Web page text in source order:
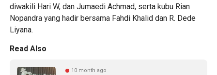
diwakili Hari W, dan Jumaedi Achmad, serta kubu Rian
Nopandra yang hadir bersama Fahdi Khalid dan R. Dede
Liyana.
Read Also
10 month ago